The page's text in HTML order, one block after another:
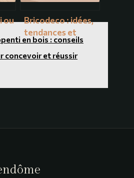
ou
Bricodeco : idées,
tendances et
conseils pratiques
pour réussir vos
en bois : conseils
concevoir et réussir